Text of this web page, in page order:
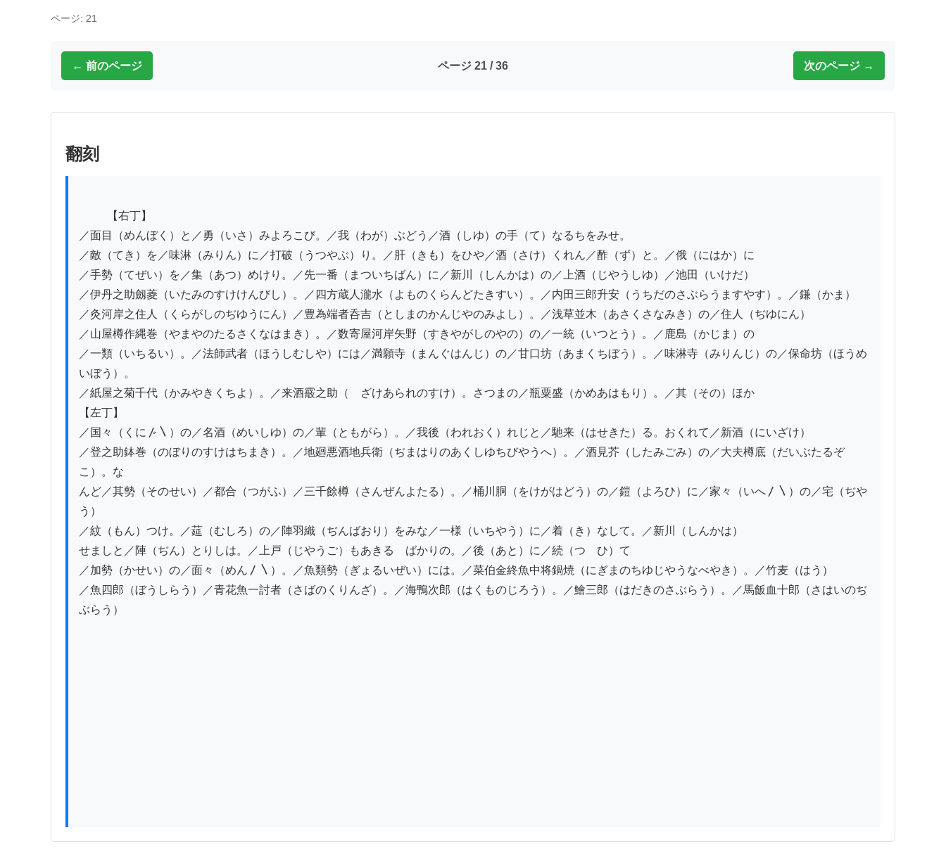
ページ: 21
← 前のページ ページ 21 / 36 次のページ →
翻刻
／面目（めんぼく）と／勇（いさ）みよろこび。／我（わが）ぶどう／酒（しゆ）の手（て）なるちをみせ。
／敵（てき）を／味淋（みりん）に／打破（うつやぶ）り。／肝（きも）をひや／酒（さけ）くれん／酢（ず）と。／俄（にはか）に
／手勢（てぜい）を／集（あつ）めけり。／先一番（まついちばん）に／新川（しんかは）の／上酒（じやうしゆ）／池田（いけだ）
／伊丹之助劔菱（いたみのすけけんびし）。／四方蔵人瀧水（よものくらんどたきすい）。／内田三郎升安（うちだのさぶらうますやす）。／鎌（かま）
／灸河岸之住人（くらがしのぢゆうにん）／豊為端者呑吉（としまのかんじやのみよし）。／浅草並木（あさくさなみき）の／住人（ぢゆにん）
／山屋樽作縄巻（やまやのたるさくなはまき）。／数寄屋河岸矢野（すきやがしのやの）の／一統（いつとう）。／鹿島（かじま）の
／一類（いちるい）。／法師武者（ほうしむしや）には／満願寺（まんぐはんじ）の／甘口坊（あまくちぼう）。／味淋寺（みりんじ）の／保命坊（ほうめ
いぼう）。
／紙屋之菊千代（かみやきくちよ）。／来酒霰之助（ゝざけあられのすけ）。さつまの／瓶粟盛（かめあはもり）。／其（その）ほか
【左丁】
／国々（くに〴〵）の／名酒（めいしゆ）の／輩（ともがら）。／我後（われおく）れじと／馳来（はせきた）る。おくれて／新酒（にいざけ）
／登之助鉢巻（のぼりのすけはちまき）。／地廻悪酒地兵衛（ぢまはりのあくしゆちびやうへ）。／酒見芥（したみごみ）の／大夫樽底（だいぶたるぞ
こ）。な
んど／其勢（そのせい）／都合（つがふ）／三千餘樽（さんぜんよたる）。／桶川胴（をけがはどう）の／鎧（よろひ）に／家々（いへ〳〵）の／宅（ぢや
う）
／紋（もん）つけ。／莚（むしろ）の／陣羽織（ぢんばおり）をみな／一様（いちやう）に／着（き）なして。／新川（しんかは）
せましと／陣（ぢん）とりしは。／上戸（じやうご）もあきるゝばかりの。／後（あと）に／続（つゞひ）て
／加勢（かせい）の／面々（めん〳〵）。／魚類勢（ぎょるいぜい）には。／菜伯金終魚中将鍋焼（にぎまのちゆじやうなべやき）。／竹麦（はう）
／魚四郎（ぼうしらう）／青花魚一討者（さばのくりんざ）。／海鴨次郎（はくものじろう）。／鱠三郎（はだきのさぶらう）。／馬飯血十郎（さはいのぢ
ぶらう）